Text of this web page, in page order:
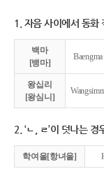
1. 자음 사이에서 동화
백마
[뱅마]
Baengma
왕십리
[왕심니]
2. ‘ㄴ, ㄹ’이 덧나는 경
학여울[항녀울]